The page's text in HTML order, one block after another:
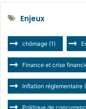
Enjeux
chômage (1)
Finance et crise
Inflation réglementaire
Politique de